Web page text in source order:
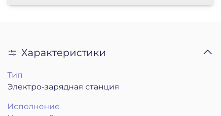
Характеристики
Тип
Электро-зарядная станция
Исполнение